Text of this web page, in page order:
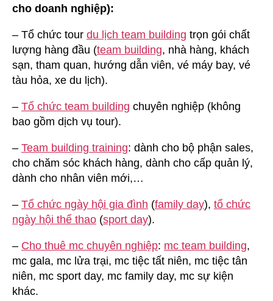
cho doanh nghiệp):
– Tổ chức tour du lịch team building trọn gói chất
lượng hàng đầu (team building, nhà hàng, khách
sạn, tham quan, hướng dẫn viên, vé máy bay, vé
tàu hỏa, xe du lịch).
– Tổ chức team building chuyên nghiệp (không
bao gồm dịch vụ tour).
– Team building training: dành cho bộ phận sales,
cho chăm sóc khách hàng, dành cho cấp quản lý,
dành cho nhân viên mới,…
– Tổ chức ngày hội gia đình (family day), tổ chức
ngày hội thể thao (sport day).
– Cho thuê mc chuyên nghiệp: mc team building,
mc gala, mc lửa trại, mc tiệc tất niên, mc tiệc tân
niên, mc sport day, mc family day, mc sự kiện
khác.